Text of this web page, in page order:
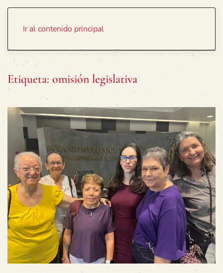
Ir al contenido principal
Etiqueta: omisión legislativa